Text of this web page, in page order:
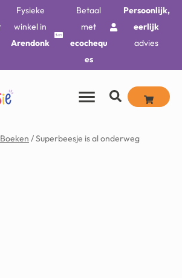
Fysieke
winkel in
Arendonk
Betaal
met
ecochequ
es
Persoonlijk,
eerlijk
advies
Boeken / Superbeesje is al onderweg